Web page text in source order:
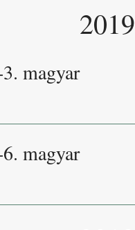
2019
magyar
magyar